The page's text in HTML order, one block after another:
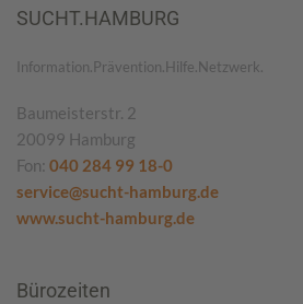
SUCHT.HAMBURG
Information.Prävention.Hilfe.Netzwerk.
Baumeisterstr. 2
20099 Hamburg
Fon: 040 284 99 18-0
service@sucht-hamburg.de
www.sucht-hamburg.de
Bürozeiten